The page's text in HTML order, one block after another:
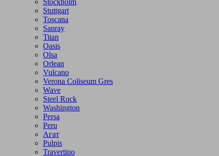
Stuttgart
Toscana
Sanray
Titan
Oasis
Olsa
Orlean
Vulcano
Verona Coliseum Gres
Wave
Steel Rock
Washington
Persa
Peru
Агат
Pulpis
Travertino